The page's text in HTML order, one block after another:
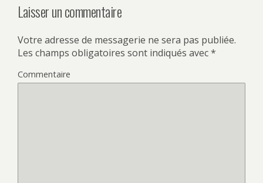
Laisser un commentaire
Votre adresse de messagerie ne sera pas publiée.
Les champs obligatoires sont indiqués avec*
Commentaire